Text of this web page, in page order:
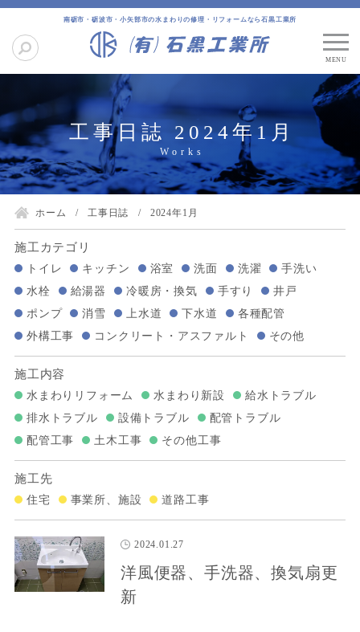
南砺市・砺波市・小矢部市の水まわりの修理・リフォームなら石黒工業所
工事日誌 2024年1月
ホーム 工事日誌 2024年1月
施工カテゴリ
トイレ キッチン 浴室 洗面 洗濯
手洗い
水栓
給湯器 冷暖房・換気 手すり
井戸
ポンプ
消雪 上水道 下水道
各種配管
外構工事
コンクリート・アスファルト その他
施工内容
水まわりリフォーム 水まわり新設
給水トラブル
排水トラブル
設備トラブル
配管トラブル
配管工事
土木工事 その他工事
施工先
住宅 事業所、施設 道路工事
2024.01.27
洋風便器、手洗器、換気扇更
新